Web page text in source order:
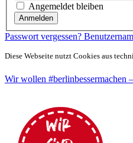
Angemeldet bleiben
Anmelden
Passwort vergessen?
Diese Webseite nutzt Cookies aus
Wir wollen #berlinbessermachen